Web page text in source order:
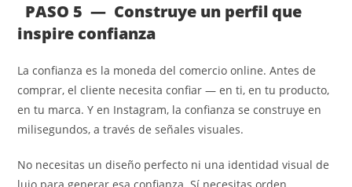
PASO 5 — Construye un perfil que
inspire confianza
La confianza es la moneda del comercio online. Antes de
comprar, el cliente necesita confiar — en ti, en tu producto,
en tu marca. Y en Instagram, la confianza se construye en
milisegundos, a través de señales visuales.
No necesitas un diseño perfecto ni una identidad visual de